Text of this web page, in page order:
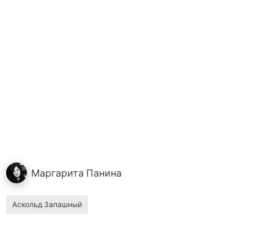
Маргарита Панина
Аскольд Запашный